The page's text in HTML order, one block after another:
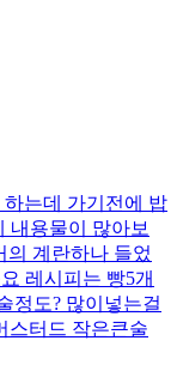
는데 가기전에 밥
내용물이 많아보
의 계란하나 들었
레시피는 빵5개
정도? 많이넣는걸
스터드 작은큰술